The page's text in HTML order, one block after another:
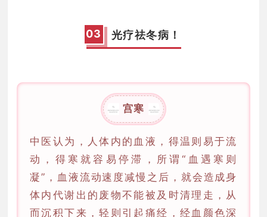
03 光疗祛冬病！
宫寒
中医认为，人体内的血液，得温则易于流
动，得寒就容易停滞，所谓“血遇寒则
凝”，血液流动速度减慢之后，就会造成身
体内代谢出的废物不能被及时清理走，从
而沉积下来，轻则引起痛经，经血颜色深